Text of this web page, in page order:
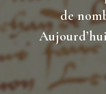
de